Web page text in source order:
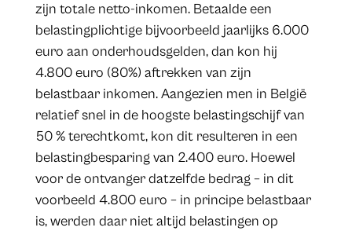
zijn totale netto-inkomen. Betaalde een
belastingplichtige bijvoorbeeld jaarlijks 6.000
euro aan onderhoudsgelden, dan kon hij
4.800 euro (80%) aftrekken van zijn
belastbaar inkomen. Aangezien men in België
relatief snel in de hoogste belastingschijf van
50 % terechtkomt, kon dit resulteren in een
belastingbesparing van 2.400 euro. Hoewel
voor de ontvanger datzelfde bedrag – in dit
voorbeeld 4.800 euro – in principe belastbaar
is, werden daar niet altijd belastingen op